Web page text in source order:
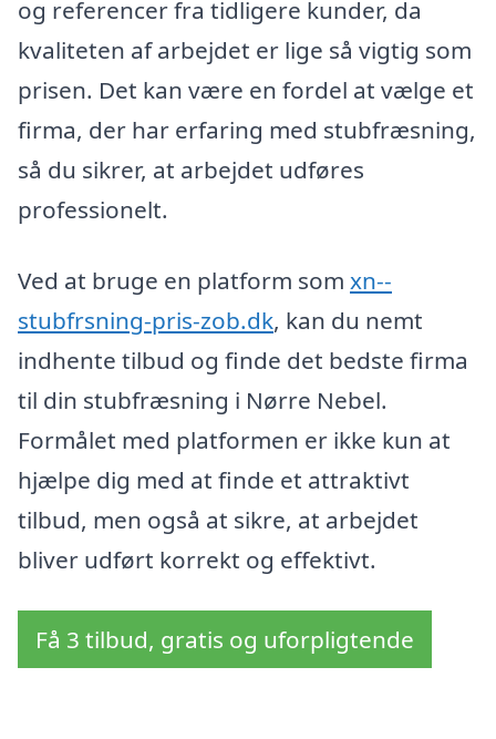
og referencer fra tidligere kunder, da
kvaliteten af arbejdet er lige så vigtig som
prisen. Det kan være en fordel at vælge et
firma, der har erfaring med stubfræsning,
så du sikrer, at arbejdet udføres
professionelt.
Ved at bruge en platform som xn--
stubfrsning-pris-zob.dk, kan du nemt
indhente tilbud og finde det bedste firma
til din stubfræsning i Nørre Nebel.
Formålet med platformen er ikke kun at
hjælpe dig med at finde et attraktivt
tilbud, men også at sikre, at arbejdet
bliver udført korrekt og effektivt.
Få 3 tilbud, gratis og uforpligtende